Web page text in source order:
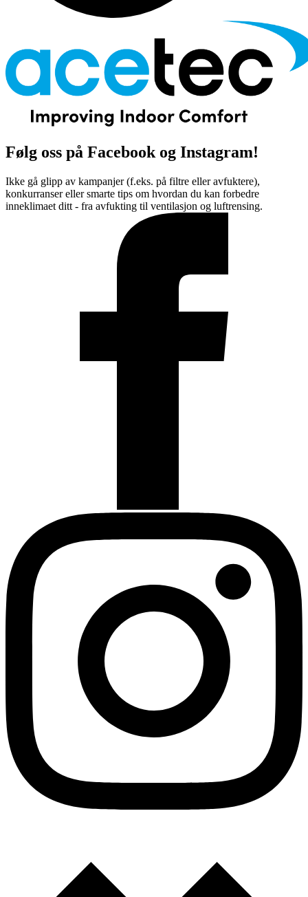
Følg oss på Facebook og Instagram!
Ikke gå glipp av kampanjer (f.eks. på filtre eller avfuktere),
konkurranser eller smarte tips om hvordan du kan forbedre
inneklimaet ditt - fra avfukting til ventilasjon og luftrensing.